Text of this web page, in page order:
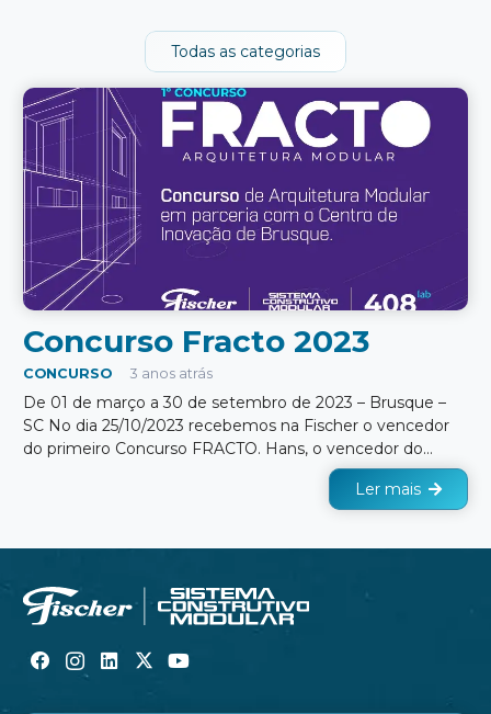
Todas as categorias
Concurso Fracto 2023
CONCURSO 3 anos atrás
De 01 de março a 30 de setembro de 2023 – Brusque –
SC No dia 25/10/2023 recebemos na Fischer o vencedor
do primeiro Concurso FRACTO. Hans, o vencedor do…
Ler mais